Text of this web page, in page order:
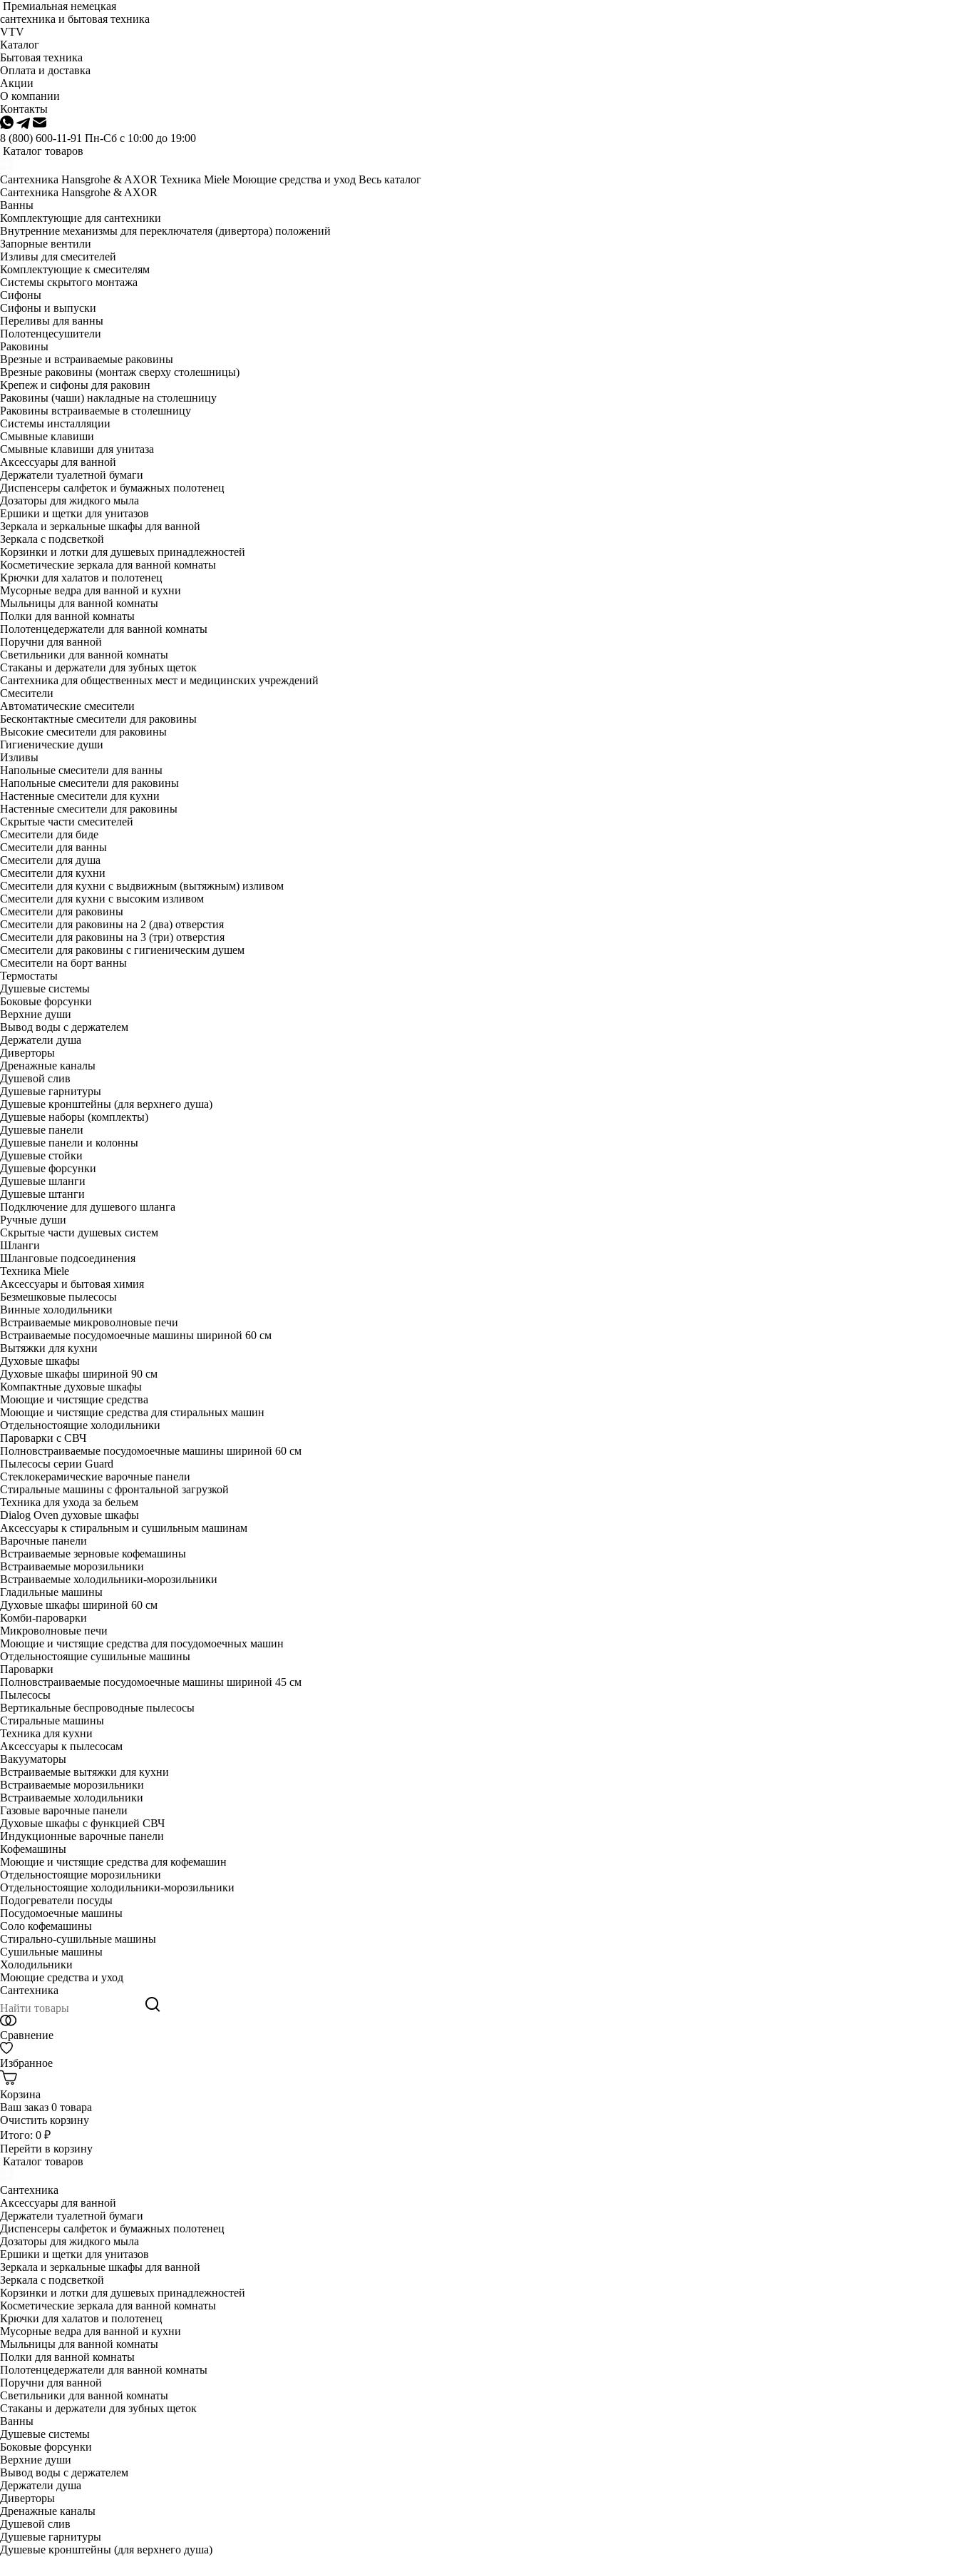
Премиальная немецкая
сантехника и бытовая техника
VTV
Каталог
Бытовая техника
Оплата и доставка
Акции
О компании
Контакты
8 (800) 600-11-91 Пн-Сб с 10:00 до 19:00
Каталог товаров
Сантехника Hansgrohe & AXOR Техника Miele Моющие средства и уход Весь каталог
Сантехника Hansgrohe & AXOR
Ванны
Комплектующие для сантехники
Внутренние механизмы для переключателя (дивертора) положений
Запорные вентили
Изливы для смесителей
Комплектующие к смесителям
Системы скрытого монтажа
Сифоны
Сифоны и выпуски
Переливы для ванны
Полотенцесушители
Раковины
Врезные и встраиваемые раковины
Врезные раковины (монтаж сверху столешницы)
Крепеж и сифоны для раковин
Раковины (чаши) накладные на столешницу
Раковины встраиваемые в столешницу
Системы инсталляции
Смывные клавиши
Смывные клавиши для унитаза
Аксессуары для ванной
Держатели туалетной бумаги
Диспенсеры салфеток и бумажных полотенец
Дозаторы для жидкого мыла
Ершики и щетки для унитазов
Зеркала и зеркальные шкафы для ванной
Зеркала с подсветкой
Корзинки и лотки для душевых принадлежностей
Косметические зеркала для ванной комнаты
Крючки для халатов и полотенец
Мусорные ведра для ванной и кухни
Мыльницы для ванной комнаты
Полки для ванной комнаты
Полотенцедержатели для ванной комнаты
Поручни для ванной
Светильники для ванной комнаты
Стаканы и держатели для зубных щеток
Сантехника для общественных мест и медицинских учреждений
Смесители
Автоматические смесители
Бесконтактные смесители для раковины
Высокие смесители для раковины
Гигиенические души
Изливы
Напольные смесители для ванны
Напольные смесители для раковины
Настенные смесители для кухни
Настенные смесители для раковины
Скрытые части смесителей
Смесители для биде
Смесители для ванны
Смесители для душа
Смесители для кухни
Смесители для кухни с выдвижным (вытяжным) изливом
Смесители для кухни с высоким изливом
Смесители для раковины
Смесители для раковины на 2 (два) отверстия
Смесители для раковины на 3 (три) отверстия
Смесители для раковины с гигиеническим душем
Смесители на борт ванны
Термостаты
Душевые системы
Боковые форсунки
Верхние души
Вывод воды с держателем
Держатели душа
Диверторы
Дренажные каналы
Душевой слив
Душевые гарнитуры
Душевые кронштейны (для верхнего душа)
Душевые наборы (комплекты)
Душевые панели
Душевые панели и колонны
Душевые стойки
Душевые форсунки
Душевые шланги
Душевые штанги
Подключение для душевого шланга
Ручные души
Скрытые части душевых систем
Шланги
Шланговые подсоединения
Техника Miele
Аксессуары и бытовая химия
Безмешковые пылесосы
Винные холодильники
Встраиваемые микроволновые печи
Встраиваемые посудомоечные машины шириной 60 см
Вытяжки для кухни
Духовые шкафы
Духовые шкафы шириной 90 см
Компактные духовые шкафы
Моющие и чистящие средства
Моющие и чистящие средства для стиральных машин
Отдельностоящие холодильники
Пароварки с СВЧ
Полновстраиваемые посудомоечные машины шириной 60 см
Пылесосы серии Guard
Стеклокерамические варочные панели
Стиральные машины с фронтальной загрузкой
Техника для ухода за бельем
Dialog Oven духовые шкафы
Аксессуары к стиральным и сушильным машинам
Варочные панели
Встраиваемые зерновые кофемашины
Встраиваемые морозильники
Встраиваемые холодильники-морозильники
Гладильные машины
Духовые шкафы шириной 60 см
Комби-пароварки
Микроволновые печи
Моющие и чистящие средства для посудомоечных машин
Отдельностоящие сушильные машины
Пароварки
Полновстраиваемые посудомоечные машины шириной 45 см
Пылесосы
Вертикальные беспроводные пылесосы
Стиральные машины
Техника для кухни
Аксессуары к пылесосам
Вакууматоры
Встраиваемые вытяжки для кухни
Встраиваемые морозильники
Встраиваемые холодильники
Газовые варочные панели
Духовые шкафы с функцией СВЧ
Индукционные варочные панели
Кофемашины
Моющие и чистящие средства для кофемашин
Отдельностоящие морозильники
Отдельностоящие холодильники-морозильники
Подогреватели посуды
Посудомоечные машины
Соло кофемашины
Стирально-сушильные машины
Сушильные машины
Холодильники
Моющие средства и уход
Сантехника
Сравнение
Избранное
Корзина
Ваш заказ 0 товара
Очистить корзину
Итого: 0 ₽
Перейти в корзину
Каталог товаров
Сантехника
Аксессуары для ванной
Держатели туалетной бумаги
Диспенсеры салфеток и бумажных полотенец
Дозаторы для жидкого мыла
Ершики и щетки для унитазов
Зеркала и зеркальные шкафы для ванной
Зеркала с подсветкой
Корзинки и лотки для душевых принадлежностей
Косметические зеркала для ванной комнаты
Крючки для халатов и полотенец
Мусорные ведра для ванной и кухни
Мыльницы для ванной комнаты
Полки для ванной комнаты
Полотенцедержатели для ванной комнаты
Поручни для ванной
Светильники для ванной комнаты
Стаканы и держатели для зубных щеток
Ванны
Душевые системы
Боковые форсунки
Верхние души
Вывод воды с держателем
Держатели душа
Диверторы
Дренажные каналы
Душевой слив
Душевые гарнитуры
Душевые кронштейны (для верхнего душа)